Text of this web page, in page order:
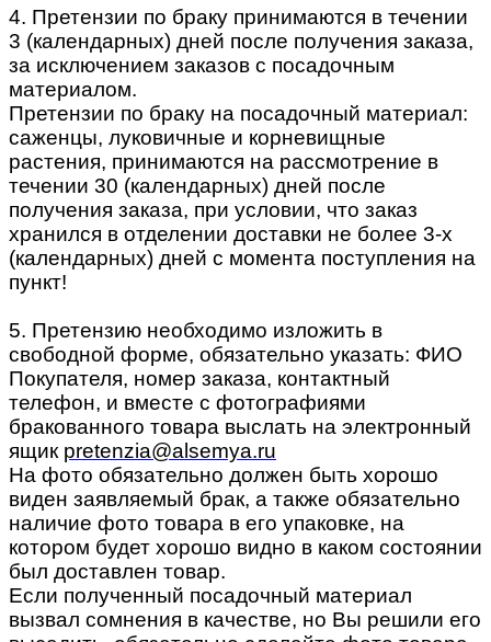
4. Претензии по браку принимаются в течении
3 (календарных) дней после получения заказа,
за исключением заказов с посадочным
материалом.
Претензии по браку на посадочный материал:
саженцы, луковичные и корневищные
растения, принимаются на рассмотрение в
течении 30 (календарных) дней после
получения заказа, при условии, что заказ
хранился в отделении доставки не более 3-х
(календарных) дней с момента поступления на
пункт!
5. Претензию необходимо изложить в
свободной форме, обязательно указать: ФИО
Покупателя, номер заказа, контактный
телефон, и вместе с фотографиями
бракованного товара выслать на электронный
ящик pretenzia@alsemya.ru
На фото обязательно должен быть хорошо
виден заявляемый брак, а также обязательно
наличие фото товара в его упаковке, на
котором будет хорошо видно в каком состоянии
был доставлен товар.
Если полученный посадочный материал
вызвал сомнения в качестве, но Вы решили его